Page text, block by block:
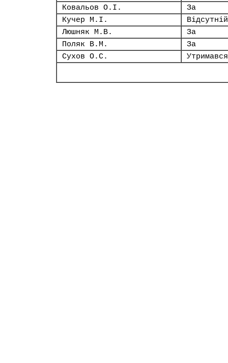
Ковальов О.І.
За
Кучер М.І.
Відсутній
Люшняк М.В.
За
Поляк В.М.
За
Сухов О.С.
Утримався